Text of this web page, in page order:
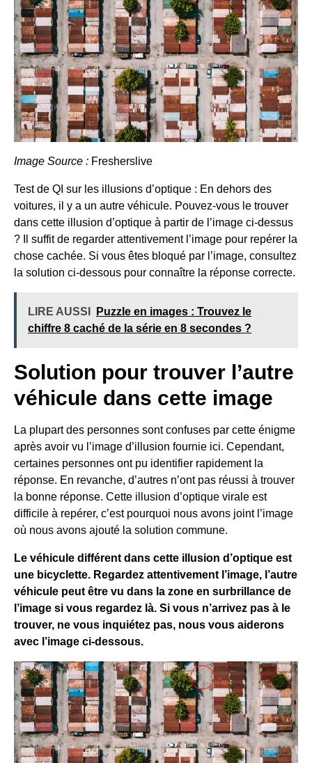
Image Source : Fresherslive
Test de QI sur les illusions d’optique : En dehors des
voitures, il y a un autre véhicule. Pouvez-vous le trouver
dans cette illusion d’optique à partir de l’image ci-dessus
? Il suffit de regarder attentivement l’image pour repérer la
chose cachée. Si vous êtes bloqué par l’image, consultez
la solution ci-dessous pour connaître la réponse correcte.
LIRE AUSSI
Puzzle en images : Trouvez le
chiffre 8 caché de la série en 8 secondes ?
Solution pour trouver l’autre
véhicule dans cette image
La plupart des personnes sont confuses par cette énigme
après avoir vu l’image d’illusion fournie ici. Cependant,
certaines personnes ont pu identifier rapidement la
réponse. En revanche, d’autres n’ont pas réussi à trouver
la bonne réponse. Cette illusion d’optique virale est
difficile à repérer, c’est pourquoi nous avons joint l’image
où nous avons ajouté la solution commune.
Le véhicule différent dans cette illusion d’optique est
une bicyclette. Regardez attentivement l’image, l’autre
véhicule peut être vu dans la zone en surbrillance de
l’image si vous regardez là. Si vous n’arrivez pas à le
trouver, ne vous inquiétez pas, nous vous aiderons
avec l’image ci-dessous.